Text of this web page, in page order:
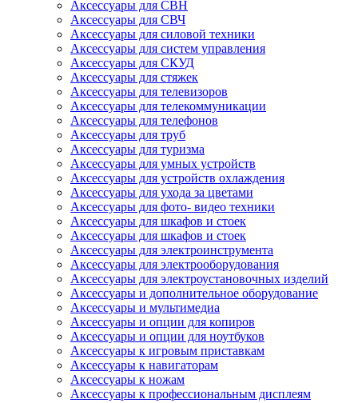
Аксессуары для СВН
Аксессуары для СВЧ
Аксессуары для силовой техники
Аксессуары для систем управления
Аксессуары для СКУД
Аксессуары для стяжек
Аксессуары для телевизоров
Аксессуары для телекоммуникации
Аксессуары для телефонов
Аксессуары для труб
Аксессуары для туризма
Аксессуары для умных устройств
Аксессуары для устройств охлаждения
Аксессуары для ухода за цветами
Аксессуары для фото- видео техники
Аксессуары для шкафов и стоек
Аксессуары для шкафов и стоек
Аксессуары для электроинструмента
Аксессуары для электрооборудования
Аксессуары для электроустановочных изделий
Аксессуары и дополнительное оборудование
Аксессуары и мультимедиа
Аксессуары и опции для копиров
Аксессуары и опции для ноутбуков
Аксессуары к игровым приставкам
Аксессуары к навигаторам
Аксессуары к ножам
Аксессуары к профессиональным дисплеям